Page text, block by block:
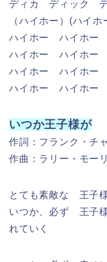
いつか、必ず 王子
れていく
いつか、必ず 幸せ
最後に・・・
TSUTAYA TV に登録
も人気ドラマやバラ
ことが出来ます！